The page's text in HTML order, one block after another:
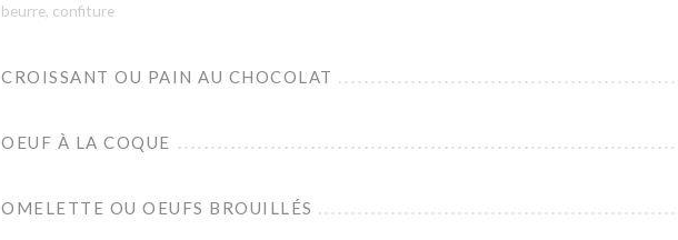
beurre, confiture
CROISSANT OU PAIN AU CHOCOLAT
OEUF À LA COQUE
OMELETTE OU OEUFS BROUILLÉS